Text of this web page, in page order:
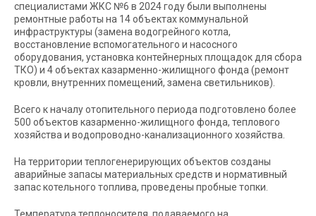
специалистами ЖКС №6 в 2024 году были выполнены
ремонтные работы на 14 объектах коммунальной
инфраструктуры (замена водогрейного котла,
восстановление вспомогательного и насосного
оборудования, установка контейнерных площадок для сбора
ТКО) и 4 объектах казарменно-жилищного фонда (ремонт
кровли, внутренних помещений, замена светильников).
Всего к началу отопительного периода подготовлено более
500 объектов казарменно-жилищного фонда, теплового
хозяйства и водопроводно-канализационного хозяйства.
На территории теплогенерирующих объектов созданы
аварийные запасы материальных средств и нормативный
запас котельного топлива, проведены пробные топки.